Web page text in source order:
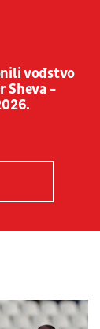
vođstvo
Sheva -